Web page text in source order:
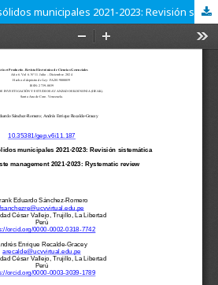
Gestión de residuos sólidos municipales 2021-2023: Revisión sistemática